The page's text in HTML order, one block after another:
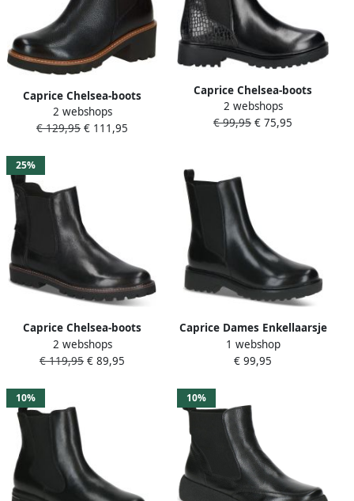
Caprice Chelsea-boots
blokhak herfstlaarzen
enkellaarsjes met subtiele
2 webshops
€ 129,95 € 111,95
Caprice Chelsea-boots
blokhak enkellaarsjes met
reptielenprint
2 webshops
€ 99,95 € 75,95
25%
Caprice Chelsea-boots
blokhak business schoen in
used-look
2 webshops
€ 119,95 € 89,95
Caprice Dames Enkellaarsje
9-25415-45 022 G-breedte
1 webshop
€ 99,95
10% 10%